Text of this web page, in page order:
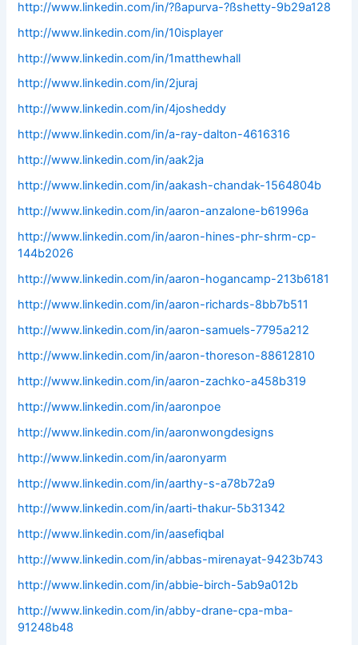
http://www.linkedin.com/in/?ßapurva-?ßshetty-9b29a128
http://www.linkedin.com/in/10isplayer
http://www.linkedin.com/in/1matthewhall
http://www.linkedin.com/in/2juraj
http://www.linkedin.com/in/4josheddy
http://www.linkedin.com/in/a-ray-dalton-4616316
http://www.linkedin.com/in/aak2ja
http://www.linkedin.com/in/aakash-chandak-1564804b
http://www.linkedin.com/in/aaron-anzalone-b61996a
http://www.linkedin.com/in/aaron-hines-phr-shrm-cp-
144b2026
http://www.linkedin.com/in/aaron-hogancamp-213b6181
http://www.linkedin.com/in/aaron-richards-8bb7b511
http://www.linkedin.com/in/aaron-samuels-7795a212
http://www.linkedin.com/in/aaron-thoreson-88612810
http://www.linkedin.com/in/aaron-zachko-a458b319
http://www.linkedin.com/in/aaronpoe
http://www.linkedin.com/in/aaronwongdesigns
http://www.linkedin.com/in/aaronyarm
http://www.linkedin.com/in/aarthy-s-a78b72a9
http://www.linkedin.com/in/aarti-thakur-5b31342
http://www.linkedin.com/in/aasefiqbal
http://www.linkedin.com/in/abbas-mirenayat-9423b743
http://www.linkedin.com/in/abbie-birch-5ab9a012b
http://www.linkedin.com/in/abby-drane-cpa-mba-
91248b48